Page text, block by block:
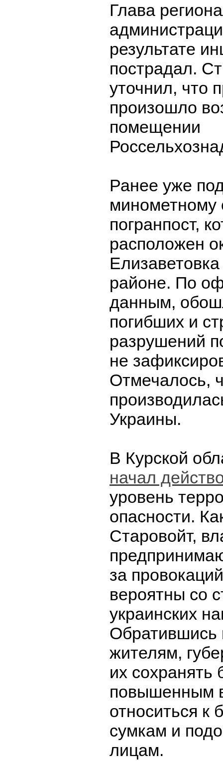
Глава
результате
пострадал.
уточнил, что
произошло
помещении
Ранее уже
минометному
погранпост,
расположен
районе. По
данным,
погибших и
разрушений
не
Отмечалось,
Украины.
В Курской
начал
уровень
опасности.
Старовойт,
за
вероятны со
украинских
Обратившись
жителям,
их сохранять
повышенным
относиться к
сумкам и
лицам.